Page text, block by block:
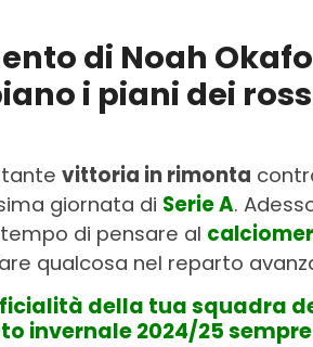
di Noah
i piani dei
vittoria in rimonta
giornata di Serie A.
di pensare al
qualcosa nel reparto
della tua squadra
invernale 2024/25